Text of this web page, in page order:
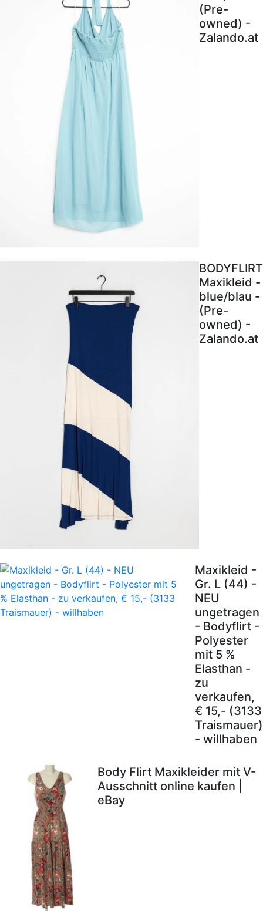
(Pre-
owned) -
Zalando.at
BODYFLIRT
Maxikleid -
blue/blau -
(Pre-
owned) -
Zalando.at
Maxikleid -
Gr. L (44) -
NEU
ungetragen
- Bodyflirt -
Polyester
mit 5 %
Elasthan -
zu
verkaufen,
€ 15,- (3133
Traismauer)
- willhaben
Body Flirt Maxikleider mit V-
Ausschnitt online kaufen |
eBay